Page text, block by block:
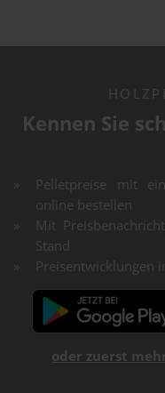
Kennen Sie
Pelletpreise mit
online bestellen
Mit
Stand
Preisentwicklungen
oder zuerst